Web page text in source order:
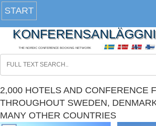
START
THE NORDIC CONFERENCE BOOKING NETWORK
2,000 HOTELS AND CONFERENCE
THROUGHOUT SWEDEN,
MANY OTHER COUNTRIES